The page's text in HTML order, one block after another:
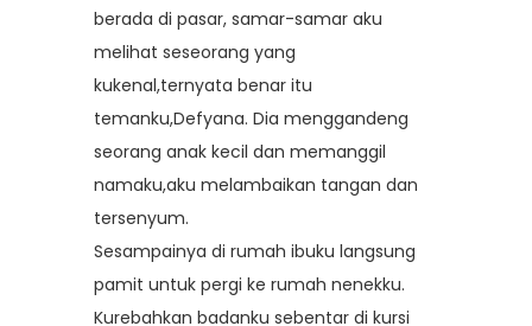
berada di pasar, samar-samar aku
melihat seseorang yang
kukenal,ternyata benar itu
temanku,Defyana. Dia menggandeng
seorang anak kecil dan memanggil
namaku,aku melambaikan tangan dan
tersenyum.
Sesampainya di rumah ibuku langsung
pamit untuk pergi ke rumah nenekku.
Kurebahkan badanku sebentar di kursi